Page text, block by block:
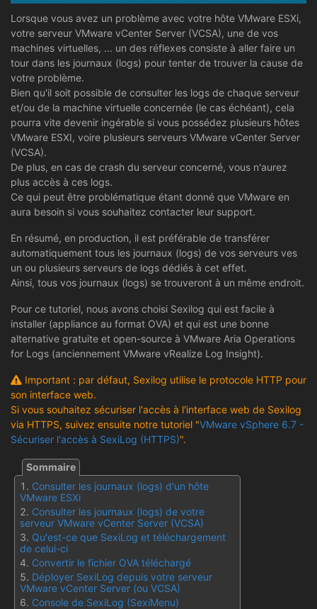
Lorsque vous avez un problème avec votre hôte VMware ESXi,
votre serveur VMware vCenter Server (VCSA), une de vos
machines virtuelles, ... un des réflexes consiste à aller faire un
tour dans les journaux (logs) pour tenter de trouver la cause de
votre problème.
Bien qu'il soit possible de consulter les logs de chaque serveur
et/ou de la machine virtuelle concernée (le cas échéant), cela
pourra vite devenir ingérable si vous possédez plusieurs hôtes
VMware ESXI, voire plusieurs serveurs VMware vCenter Server
(VCSA).
De plus, en cas de crash du serveur concerné, vous n'aurez
plus accès à ces logs.
Ce qui peut être problématique étant donné que VMware en
aura besoin si vous souhaitez contacter leur support.
En résumé, en production, il est préférable de transférer
automatiquement tous les journaux (logs) de vos serveurs ves
un ou plusieurs serveurs de logs dédiés à cet effet.
Ainsi, tous vos journaux (logs) se trouveront à un même endroit.
Pour ce tutoriel, nous avons choisi Sexilog qui est facile à
installer (appliance au format OVA) et qui est une bonne
alternative gratuite et open-source à VMware Aria Operations
for Logs (anciennement VMware vRealize Log Insight).
Important : par défaut, Sexilog utilise le protocole HTTP pour
son interface web.
Si vous souhaitez sécuriser l'accès à l'interface web de Sexilog
via HTTPS, suivez ensuite notre tutoriel "VMware vSphere 6.7 -
Sécuriser l'accès à SexiLog (HTTPS)".
Consulter les journaux (logs) d'un hôte
VMware ESXi
Consulter les journaux (logs) de votre
serveur VMware vCenter Server (VCSA)
Qu'est-ce que SexiLog et téléchargement
de celui-ci
Convertir le fichier OVA téléchargé
Déployer SexiLog depuis votre serveur
VMware vCenter Server (ou VCSA)
Console de SexiLog (SexiMenu)